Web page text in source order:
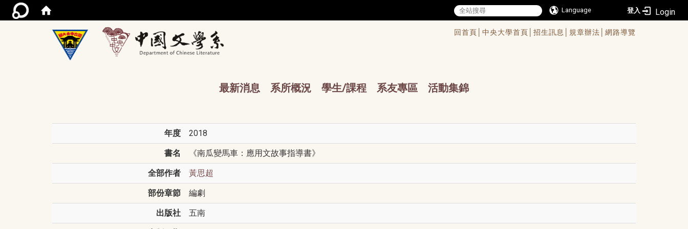
Language 登入
回首頁│ 中央大學首頁│ 招生訊息│ 規章辦法│ 網路導覽
最新消息 系所概況 學生/課程 系友專區 活動集錦
年度 2018
書名 《南瓜變馬車：應用文故事指導書》
全部作者 黃思超
部份章節 編劇
出版社 五南